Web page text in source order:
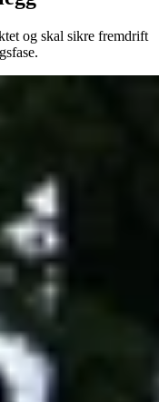
og skal sikre fremdrift